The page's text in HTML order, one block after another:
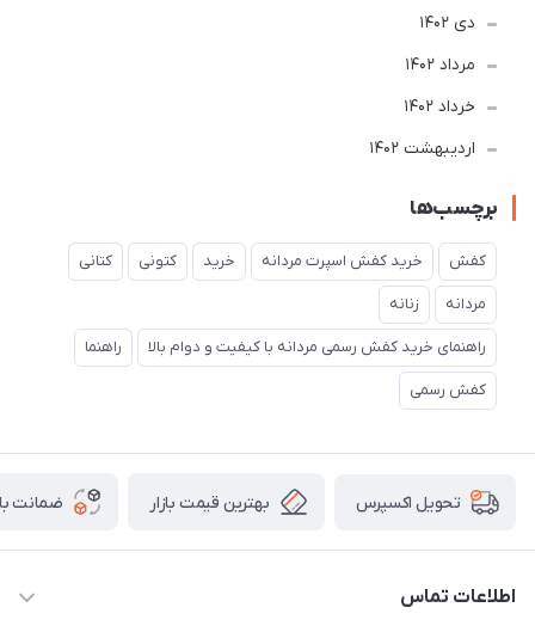
دی 1402
مرداد 1402
خرداد 1402
ارديبهشت 1402
برچسب‌ها
کفش خرید کفش اسپرت مردانه خرید کتونی کتانی
مردانه زنانه
راهنمای خرید کفش رسمی مردانه با کیفیت و دوام بالا راهنما
کفش رسمی
تحویل اکسپرس بهترین قیمت بازار ضمانت
اطلاعات تماس